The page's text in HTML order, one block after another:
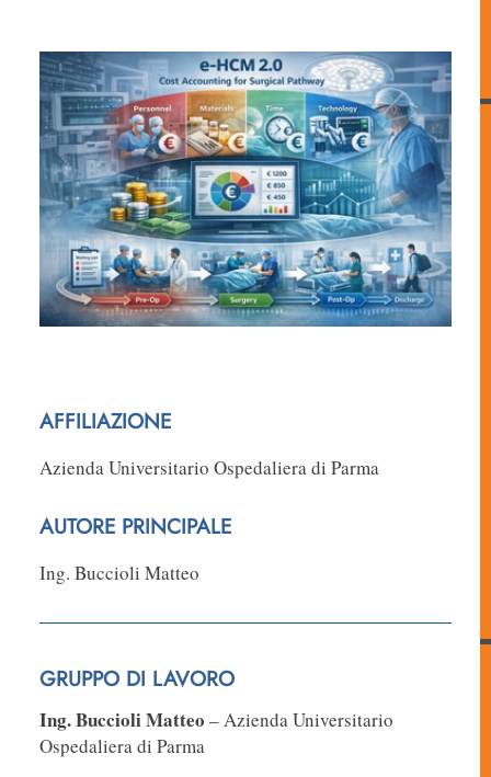
AFFILIAZIONE
Azienda Universitario Ospedaliera di Parma
AUTORE PRINCIPALE
Ing. Buccioli Matteo
GRUPPO DI LAVORO
Ing. Buccioli Matteo – Azienda Universitario
Ospedaliera di Parma